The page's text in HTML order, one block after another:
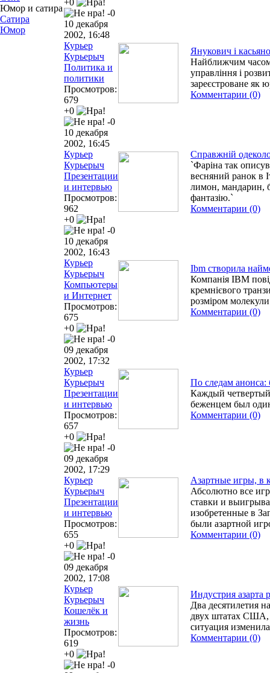
Юмор и сатира
Сатира
Юмор
-0
10 декабря
2002, 16:48
Курьер
Курьерыч
Политика и
политики
Просмотров:
679
+0
-0
Янукович і
Найближчим часом
управління і
зареєстроване як
Комментарии (0)
10 декабря
2002, 16:45
Курьер
Курьерыч
Презентации
и интервью
Просмотров:
962
+0
-0
Справжній
`Фаріна так
весняний ранок в
лимон, мандарин,
фантазію.`
Комментарии (0)
10 декабря
2002, 16:43
Курьер
Курьерыч
Компьютеры
и Интернет
Просмотров:
675
+0
-0
Іbm створила
Компанія ІBM
кремнієвого
розміром молекули
Комментарии (0)
09 декабря
2002, 17:32
Курьер
Курьерыч
Презентации
и интервью
Просмотров:
657
+0
-0
По следам анонса:
Каждый
беженцем был
Комментарии (0)
09 декабря
2002, 17:29
Курьер
Курьерыч
Презентации
и интервью
Просмотров:
655
+0
-0
Азартные игры, в
Абсолютно все
ставки и
изобретенные в
были азартной
Комментарии (0)
09 декабря
2002, 17:08
Курьер
Курьерыч
Кошелёк и
жизнь
Просмотров:
619
+0
-0
Индустрия азарта
Два десятилетия
двух штатах США,
ситуация
Комментарии (0)